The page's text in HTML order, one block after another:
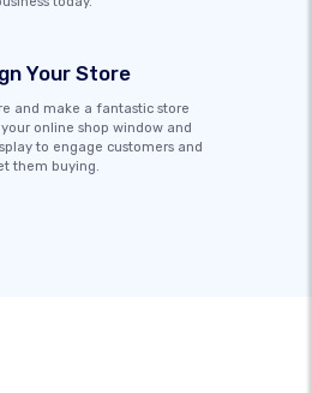
Your Store
and make a fantastic store
online shop window and
to engage customers and
them buying.